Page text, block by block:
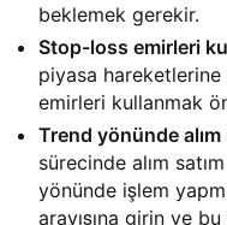
beklemek gerekir.
Stop-loss emirleri
piyasa
emirleri kullanmak
Trend yönünde alım
sürecinde alım
yönünde işlem
arayışına girin ve